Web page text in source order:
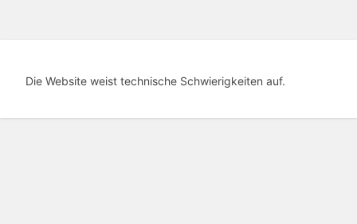
Die Website weist technische Schwierigkeiten auf.